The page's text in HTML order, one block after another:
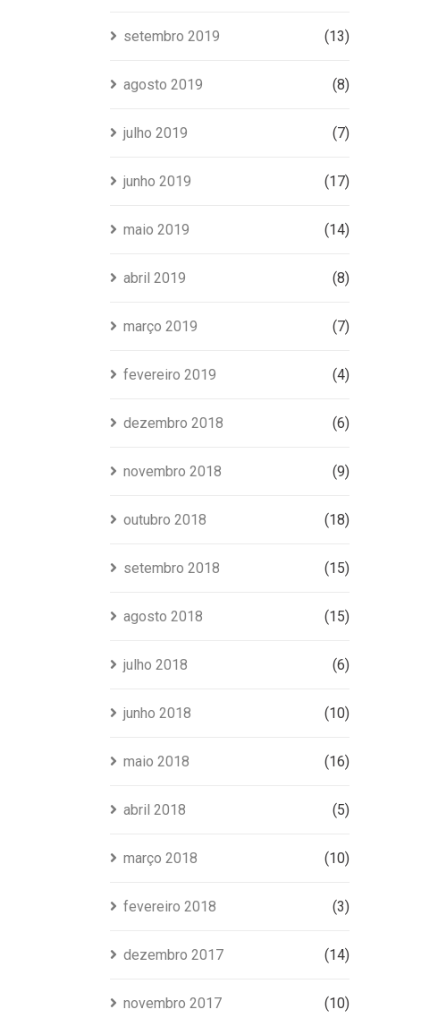
setembro 2019 (13)
agosto 2019 (8)
julho 2019 (7)
junho 2019 (17)
maio 2019 (14)
abril 2019 (8)
março 2019 (7)
fevereiro 2019 (4)
dezembro 2018 (6)
novembro 2018 (9)
outubro 2018 (18)
setembro 2018 (15)
agosto 2018 (15)
julho 2018 (6)
junho 2018 (10)
maio 2018 (16)
abril 2018 (5)
março 2018 (10)
fevereiro 2018 (3)
dezembro 2017 (14)
novembro 2017 (10)